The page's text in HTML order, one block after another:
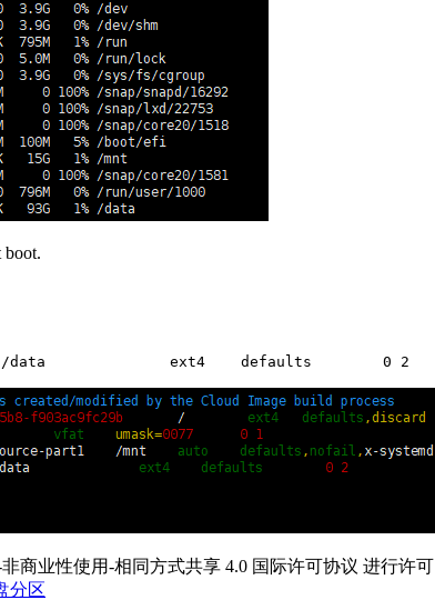
boot.
商业性使用-相同方式共享 4.0 国际许可协议 进行许可
分区